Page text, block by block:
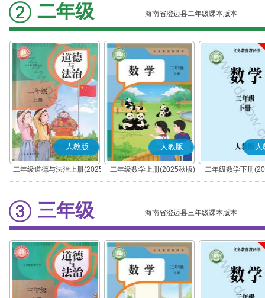
二年级 海南省澄迈县二年级课本版本
人教版
二年级道德与法治上册(2025
秋版)(部编版)
人教版
二年级数学上册(2025秋版)
人
二年级数学下册
三年级 海南省澄迈县三年级课本版本